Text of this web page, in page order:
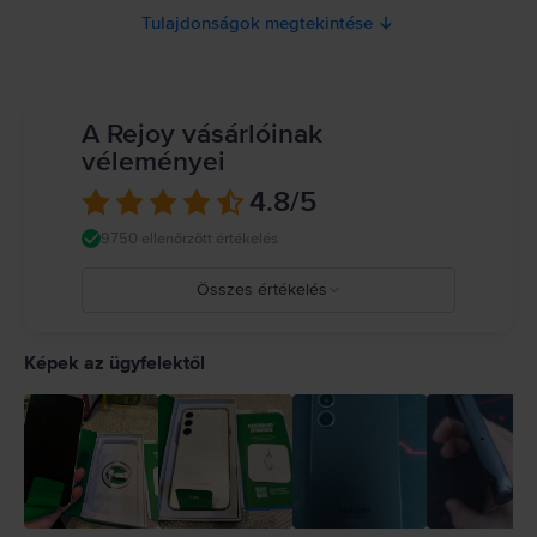
Tulajdonságok megtekintése
A Rejoy vásárlóinak
véleményei
4.8/5
9750 ellenőrzött értékelés
Összes értékelés
1
Képek az ügyfelektől